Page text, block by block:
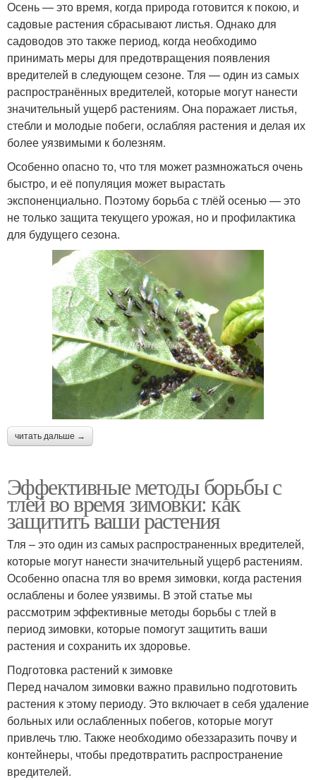
Осень — это время, когда природа готовится к покою, и
садовые растения сбрасывают листья. Однако для
садоводов это также период, когда необходимо
принимать меры для предотвращения появления
вредителей в следующем сезоне. Тля — один из самых
распространённых вредителей, которые могут нанести
значительный ущерб растениям. Она поражает листья,
стебли и молодые побеги, ослабляя растения и делая их
более уязвимыми к болезням.
Особенно опасно то, что тля может размножаться очень
быстро, и её популяция может вырастать
экспоненциально. Поэтому борьба с тлёй осенью — это
не только защита текущего урожая, но и профилактика
для будущего сезона.
читать дальше →
Эффективные методы борьбы с
тлей во время зимовки: как
защитить ваши растения
Тля – это один из самых распространенных вредителей,
которые могут нанести значительный ущерб растениям.
Особенно опасна тля во время зимовки, когда растения
ослаблены и более уязвимы. В этой статье мы
рассмотрим эффективные методы борьбы с тлей в
период зимовки, которые помогут защитить ваши
растения и сохранить их здоровье.
Подготовка растений к зимовке
Перед началом зимовки важно правильно подготовить
растения к этому периоду. Это включает в себя удаление
больных или ослабленных побегов, которые могут
привлечь тлю. Также необходимо обеззаразить почву и
контейнеры, чтобы предотвратить распространение
вредителей.